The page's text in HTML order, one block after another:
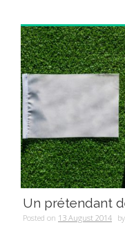
Un prétendant
Posted on 13 August 2014